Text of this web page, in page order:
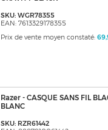
SKU: WGR78355
EAN: 7613329178355
Prix de vente moyen constaté:
Razer - CASQUE SANS FIL
BLANC
SKU: RZR61442